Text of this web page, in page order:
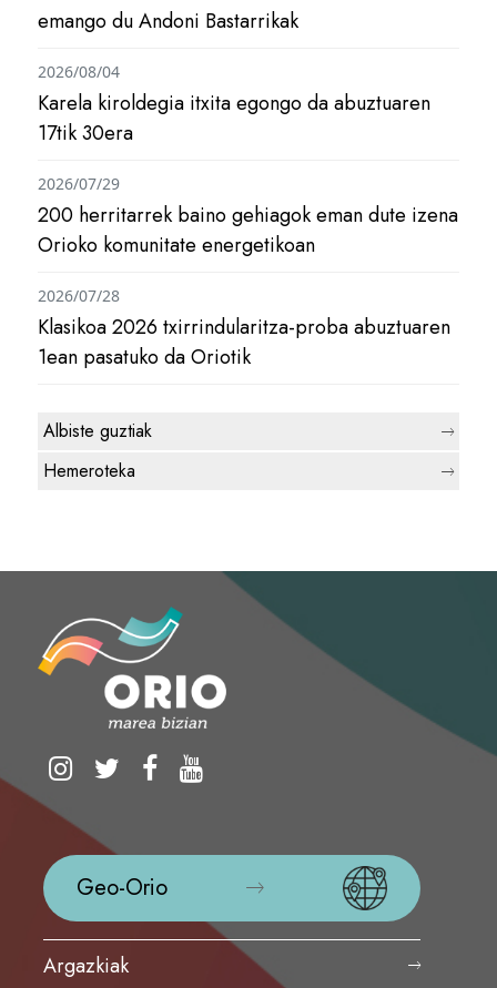
emango du Andoni Bastarrikak
Karela kiroldegia itxita egongo da abuztuaren
17tik 30era
2026/08/04
200 herritarrek baino gehiagok eman dute izena
Orioko komunitate energetikoan
2026/07/29
Klasikoa 2026 txirrindularitza-proba abuztuaren
1ean pasatuko da Oriotik
2026/07/28
Albiste guztiak
Hemeroteka
Geo-Orio
Argazkiak